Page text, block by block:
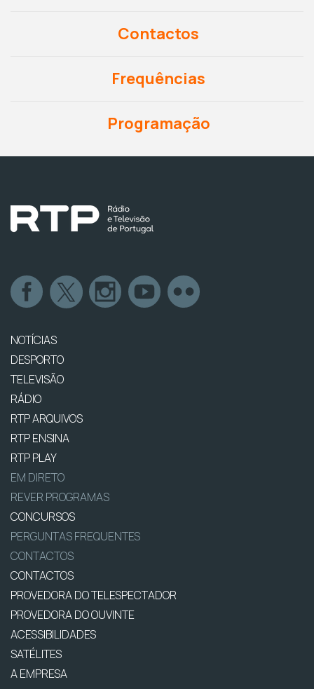
Contactos
Frequências
Programação
NOTÍCIAS
DESPORTO
TELEVISÃO
RÁDIO
RTP ARQUIVOS
RTP ENSINA
RTP PLAY
EM DIRETO
REVER PROGRAMAS
CONCURSOS
PERGUNTAS FREQUENTES
CONTACTOS
CONTACTOS
PROVEDORA DO TELESPECTADOR
PROVEDORA DO OUVINTE
ACESSIBILIDADES
SATÉLITES
A EMPRESA